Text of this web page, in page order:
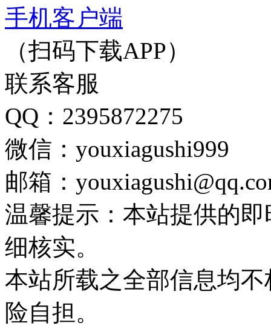
手机客户端
（扫码下载APP）
联系客服
QQ：2395872275
微信：youxiagushi999
邮箱：
温馨提示：本站提供的
细核实。
本站所载之全部信息均
险自担。